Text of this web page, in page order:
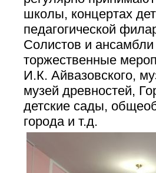
школы, концертах
педагогической
Солистов и
торжественные
И.К. Айвазовского,
музей древностей,
детские сады,
города и т.д.